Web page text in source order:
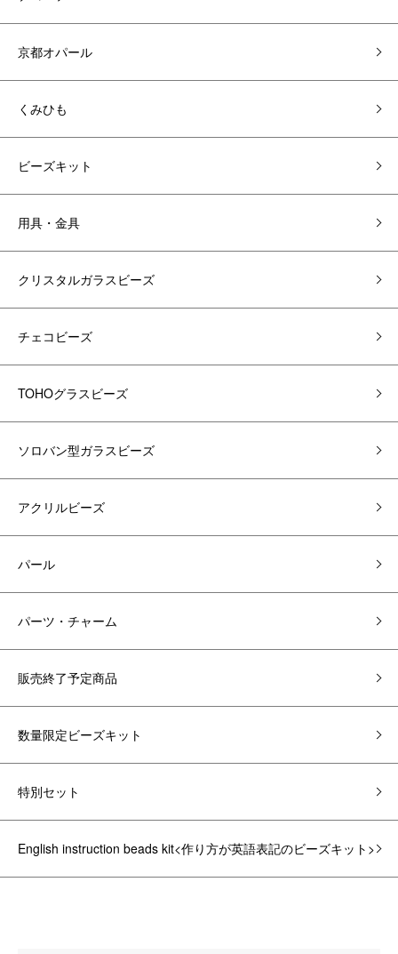
京都オパール
くみひも
ビーズキット
用具・金具
クリスタルガラスビーズ
チェコビーズ
TOHOグラスビーズ
ソロバン型ガラスビーズ
アクリルビーズ
パール
パーツ・チャーム
販売終了予定商品
数量限定ビーズキット
特別セット
English instruction beads kit<作り方が英語表記のビーズキット>